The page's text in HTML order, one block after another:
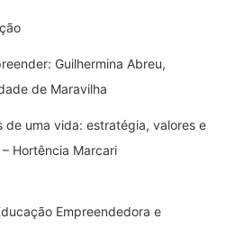
Guilhermina Abreu,
de Maravilha
de uma vida: estratégia, valores e
Hortência Marcari
Empreendedora e